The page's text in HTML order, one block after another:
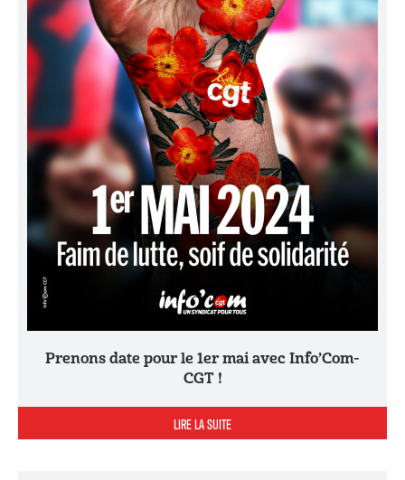
Prenons date pour le 1er mai avec Info’Com-
CGT !
LIRE LA SUITE